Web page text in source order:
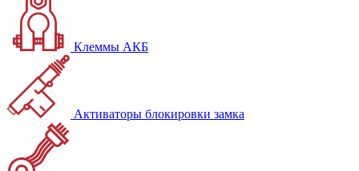
Клеммы АКБ
Активаторы блокировки замка